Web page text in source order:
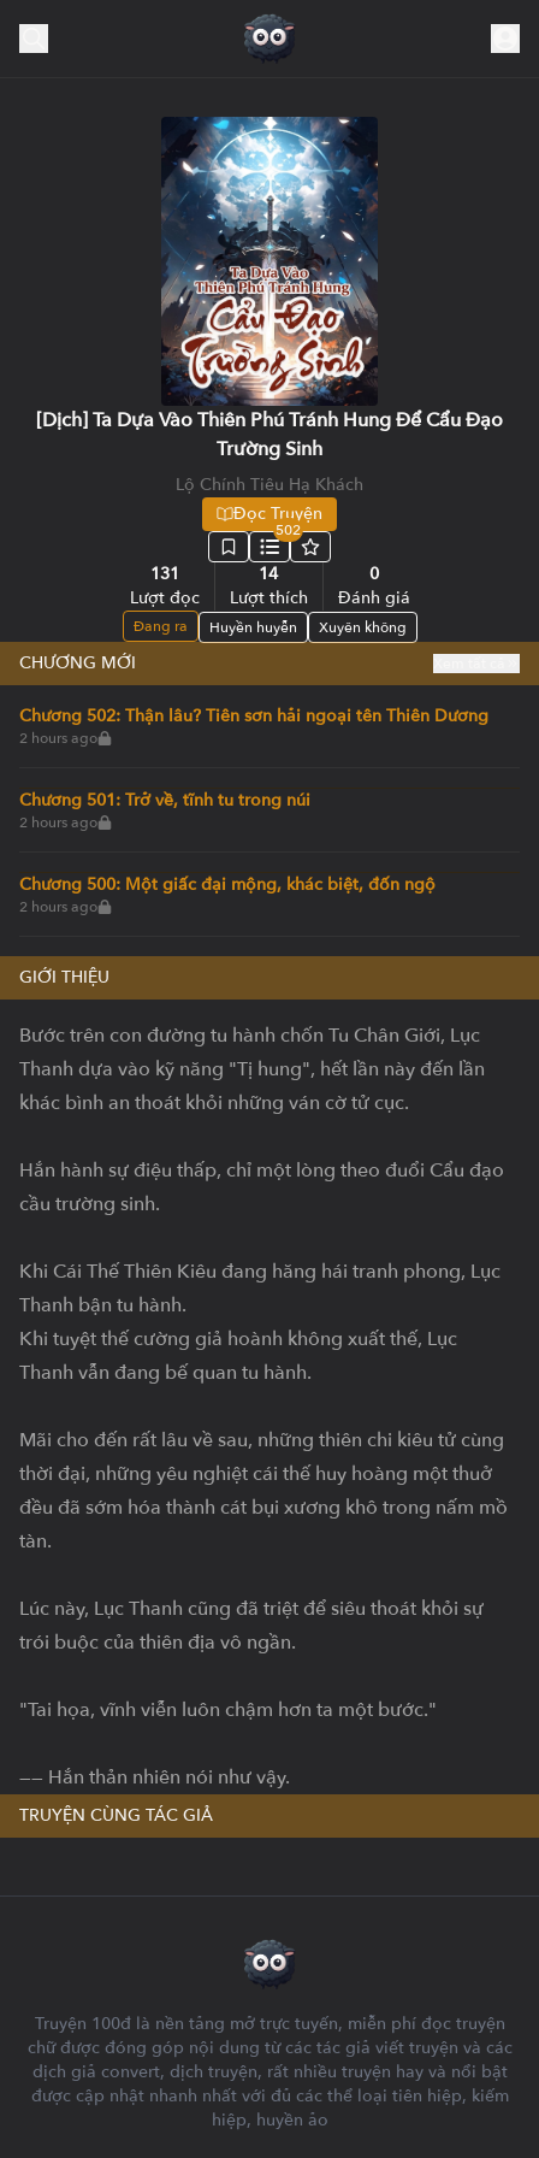
[Dịch] Ta Dựa Vào Thiên Phú Tránh Hung Để Cẩu Đạo
Trường Sinh
Lộ Chính Tiêu Hạ Khách
Đọc Truyện
502
131
Lượt đọc
14
Lượt thích
0
Đánh giá
Đang ra Huyền huyễn Xuyên không
CHƯƠNG MỚI
Chương 502: Thận lâu? Tiên sơn hải ngoại tên Thiên Dương
2 hours ago
Chương 501: Trở về, tĩnh tu trong núi
2 hours ago
Chương 500: Một giấc đại mộng, khác biệt, đốn ngộ
2 hours ago
GIỚI THIỆU
Bước trên con đường tu hành chốn Tu Chân Giới, Lục
Thanh dựa vào kỹ năng "Tị hung", hết lần này đến lần
khác bình an thoát khỏi những ván cờ tử cục.
Hắn hành sự điệu thấp, chỉ một lòng theo đuổi Cẩu đạo
cầu trường sinh.
Khi Cái Thế Thiên Kiêu đang hăng hái tranh phong, Lục
Thanh bận tu hành.
Khi tuyệt thế cường giả hoành không xuất thế, Lục
Thanh vẫn đang bế quan tu hành.
Mãi cho đến rất lâu về sau, những thiên chi kiêu tử cùng
thời đại, những yêu nghiệt cái thế huy hoàng một thuở
đều đã sớm hóa thành cát bụi xương khô trong nấm mồ
tàn.
Lúc này, Lục Thanh cũng đã triệt để siêu thoát khỏi sự
trói buộc của thiên địa vô ngần.
"Tai họa, vĩnh viễn luôn chậm hơn ta một bước."
—— Hắn thản nhiên nói như vậy.
TRUYỆN CÙNG TÁC GIẢ
Truyện 100đ là nền tảng mở trực tuyến, miễn phí đọc truyện
chữ được đóng góp nội dung từ các tác giả viết truyện và các
dịch giả convert, dịch truyện, rất nhiều truyện hay và nổi bật
được cập nhật nhanh nhất với đủ các thể loại tiên hiệp, kiếm
hiệp, huyền ảo